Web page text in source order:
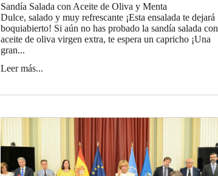
Sandía Salada con Aceite de Oliva y Menta
Dulce, salado y muy refrescante ¡Esta ensalada te dejará
boquiabierto! Si aún no has probado la sandía salada con
aceite de oliva virgen extra, te espera un capricho ¡Una
gran...
Leer más...